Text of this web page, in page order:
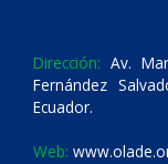
Dirección: Av.
Fernández
Ecuador.
Web: